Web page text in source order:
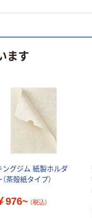
ます
ングジム 紙製ホルダ
（茶殻紙タイプ）
976~ （税込）